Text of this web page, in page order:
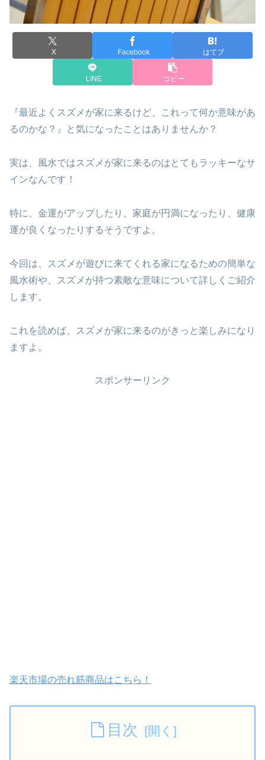
X Facebook はてブ
LINE コピー
『最近よくスズメが家に来るけど、これって何か意味があ
るのかな？』と気になったことはありませんか？
実は、風水ではスズメが家に来るのはとてもラッキーなサ
インなんです！
特に、金運がアップしたり、家庭が円満になったり、健康
運が良くなったりするそうですよ。
今回は、スズメが遊びに来てくれる家になるための簡単な
風水術や、スズメが持つ素敵な意味について詳しくご紹介
します。
これを読めば、スズメが家に来るのがきっと楽しみになり
ますよ。
スポンサーリンク
楽天市場の売れ筋商品はこちら！
目次